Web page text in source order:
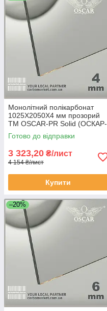
Монолітний полікарбонат
1025Х2050Х4 мм прозорий
TM OSCAR-PR Solid (ОСКАР-
Преміум) Сербія
Готово до відправки
3 323,20 ₴/лист
4 154 ₴/лист
Купити
–20%